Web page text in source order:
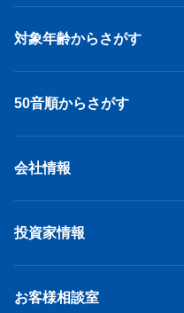
対象年齢からさがす
50音順からさがす
会社情報
投資家情報
お客様相談室